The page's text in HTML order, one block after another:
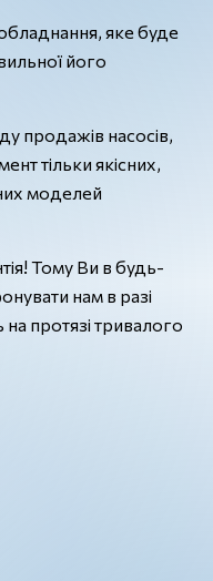
яке буде
його
продажів насосів,
тільки якісних,
моделей
Тому Ви в будь-
нам в разі
протязі тривалого